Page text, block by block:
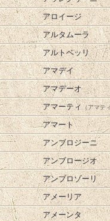
アロイージ
アルタムーラ
アルトベッリ
アマデイ
アマデーオ
アマーティ（アマテ
アマート
アンブロジーニ
アンブロージオ
アンブロゾーリ
アメーリア
アメーンタ